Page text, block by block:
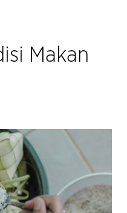
Makan